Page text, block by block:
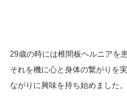
29歳の時には椎間板ヘルニアを
それを機に心と身体の繋がりを
ながりに興味を持ち始めました。